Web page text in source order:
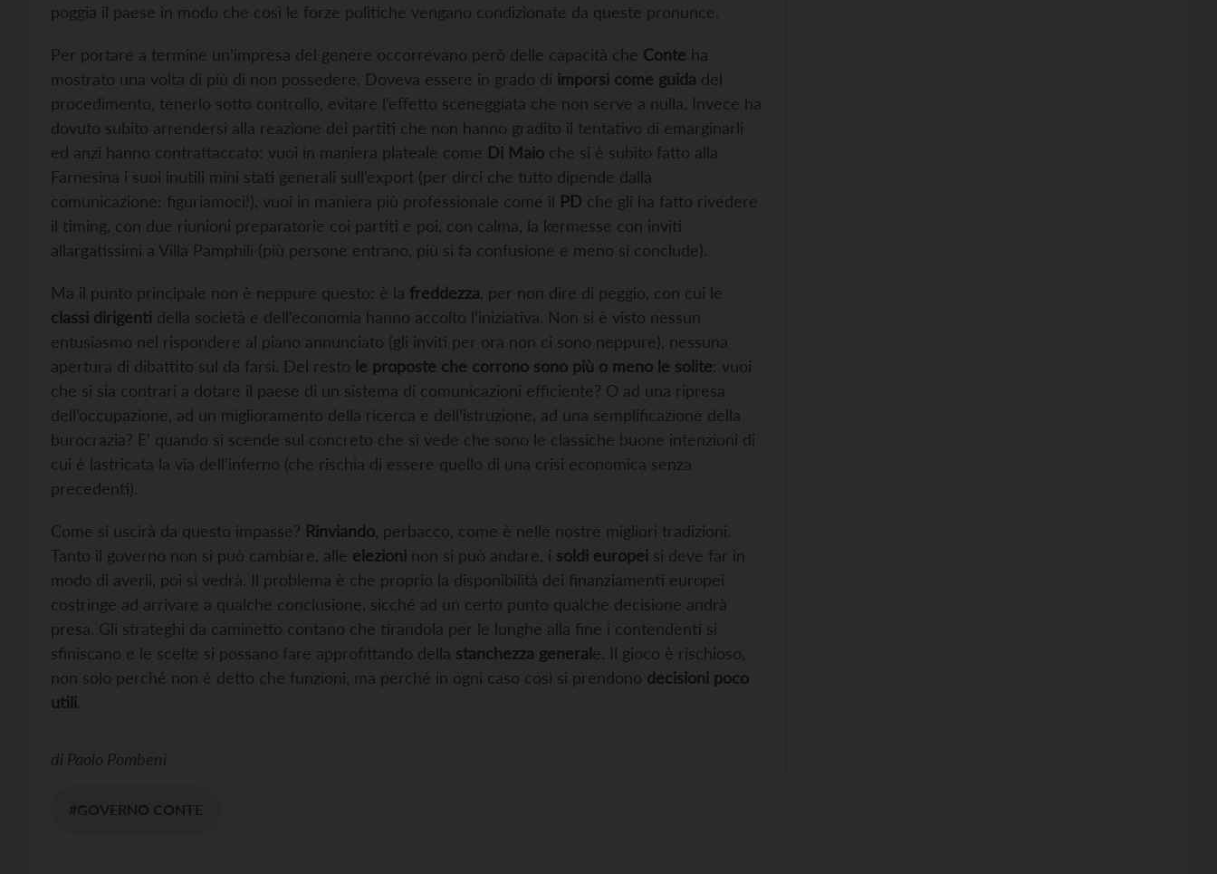
poggia il paese in modo che così le forze politiche vengano condizionate da queste pronunce.
Per portare a termine un’impresa del genere occorrevano però delle capacità che Conte ha
mostrato una volta di più di non possedere. Doveva essere in grado di imporsi come guida del
procedimento, tenerlo sotto controllo, evitare l’effetto sceneggiata che non serve a nulla. Invece ha
dovuto subito arrendersi alla reazione dei partiti che non hanno gradito il tentativo di emarginarli
ed anzi hanno contrattaccato: vuoi in maniera plateale come Di Maio che si è subito fatto alla
Farnesina i suoi inutili mini stati generali sull’export (per dirci che tutto dipende dalla
comunicazione: figuriamoci!), vuoi in maniera più professionale come il PD che gli ha fatto rivedere
il timing, con due riunioni preparatorie coi partiti e poi, con calma, la kermesse con inviti
allargatissimi a Villa Pamphili (più persone entrano, più si fa confusione e meno si conclude).
Ma il punto principale non è neppure questo: è la freddezza , per non dire di peggio, con cui le
classi dirigenti della società e dell’economia hanno accolto l’iniziativa. Non si è visto nessun
entusiasmo nel rispondere al piano annunciato (gli inviti per ora non ci sono neppure), nessuna
apertura di dibattito sul da farsi. Del resto le proposte che corrono sono più o meno le solite: vuoi
che si sia contrari a dotare il paese di un sistema di comunicazioni efficiente? O ad una ripresa
dell’occupazione, ad un miglioramento della ricerca e dell’istruzione, ad una semplificazione della
burocrazia? E’ quando si scende sul concreto che si vede che sono le classiche buone intenzioni di
cui è lastricata la via dell’inferno (che rischia di essere quello di una crisi economica senza
precedenti).
Come si uscirà da questo impasse? Rinviando , perbacco, come è nelle nostre migliori tradizioni.
Tanto il governo non si può cambiare, alle elezioni non si può andare, i soldi europei si deve far in
modo di averli, poi si vedrà. Il problema è che proprio la disponibilità dei finanziamenti europei
costringe ad arrivare a qualche conclusione, sicché ad un certo punto qualche decisione andrà
presa. Gli strateghi da caminetto contano che tirandola per le lunghe alla fine i contendenti si
sfiniscano e le scelte si possano fare approfittando della stanchezza generale. Il gioco è rischioso,
non solo perché non è detto che funzioni, ma perché in ogni caso così si prendono decisioni poco
utili.
di Paolo Pombeni
#GOVERNO CONTE